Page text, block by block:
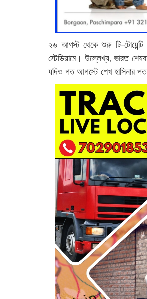
২৬ আগস্ট থেকে শুরু টি-টোয়েন্টি
স্টেডিয়ামে। উল্লেখ্য, ভারত
যদিও গত আগস্টে শেখ হাসিনার